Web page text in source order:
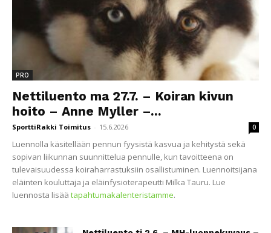
PRO
Nettiluento ma 27.7. – Koiran kivun
hoito – Anne Myller –...
SporttiRakki Toimitus - 15.6.2026 0
Luennolla käsitellään pennun fyysistä kasvua ja kehitystä sekä
sopivan liikunnan suunnittelua pennulle, kun tavoitteena on
tulevaisuudessa koiraharrastuksiin osallistuminen. Luennoitsijana
eläinten kouluttaja ja eläinfysioterapeutti Milka Tauru. Lue
luennosta lisää tapahtumakalenteristamme.